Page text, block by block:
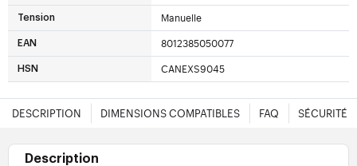
Tension Manuelle
EAN 8012385050077
HSN CANEXS9045
DESCRIPTION DIMENSIONS COMPATIBLES FAQ SÉCURITÉ
Description